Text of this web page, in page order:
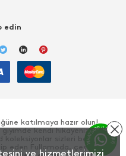
edin
katılmaya hazır olun!
kendi hikayenizi
koleksiyonlar sizleri bekliyor!
eden Fullamoda, çeşitli
ve hizmetlerimizi